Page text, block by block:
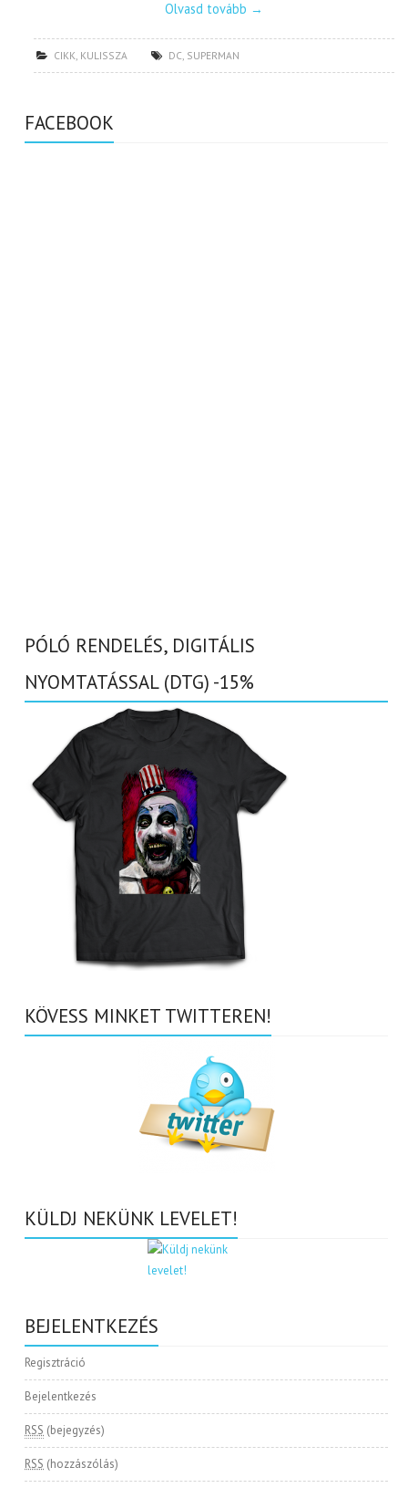
Olvasd tovább →
CIKK KULISSZA DC SUPERMAN
FACEBOOK
PÓLÓ RENDELÉS, DIGITÁLIS
NYOMTATÁSSAL (DTG) -15%
KÖVESS MINKET TWITTEREN!
KÜLDJ NEKÜNK LEVELET!
BEJELENTKEZÉS
Regisztráció
Bejelentkezés
RSS (bejegyzés)
RSS (hozzászólás)